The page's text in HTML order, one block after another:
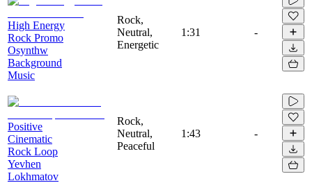
High Energy
Rock Promo
Osynthw
Background
Music
Rock,
Neutral,
Energetic
1:31 -
Positive
Cinematic
Rock Loop
Yevhen
Lokhmatov
Rock,
Neutral,
Peaceful
1:43 -